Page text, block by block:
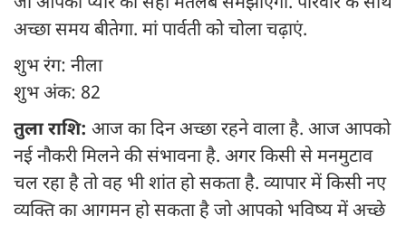
अच्छा समय बीतेगा. मां पार्वती को चोला चढ़ाएं.
शुभ रंग: नीला
शुभ अंक: 82
तुला राशि: आज का दिन अच्छा रहने वाला है. आज आपको
नई नौकरी मिलने की संभावना है. अगर किसी से मनमुटाव
चल रहा है तो वह भी शांत हो सकता है. व्यापार में किसी नए
व्यक्ति का आगमन हो सकता है जो आपको भविष्य में अच्छे